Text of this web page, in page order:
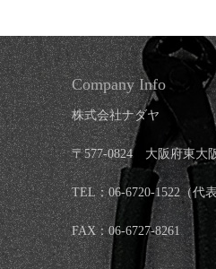
Company Info
株式会社ナダヤ
〒577-0824 大阪府東大
TEL：06-6720-1522（代
FAX：06-6727-8261